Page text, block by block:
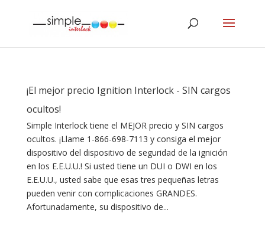
¡El mejor precio Ignition Interlock - SIN cargos
ocultos!
Simple Interlock tiene el MEJOR precio y SIN cargos
ocultos. ¡Llame 1-866-698-7113 y consiga el mejor
dispositivo del dispositivo de seguridad de la ignición
en los E.E.U.U.! Si usted tiene un DUI o DWI en los
E.E.U.U., usted sabe que esas tres pequeñas letras
pueden venir con complicaciones GRANDES.
Afortunadamente, su dispositivo de...